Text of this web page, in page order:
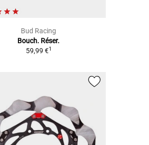
Bud Racing
Bouch. Réser.
59,99 €1